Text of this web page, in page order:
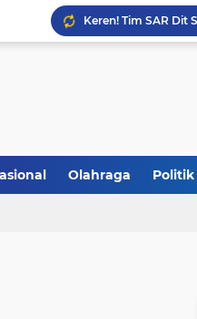
Olahraga Politik